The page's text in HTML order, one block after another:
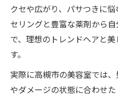
クセや広がり、パサつきに
セリングと豊富な薬剤から
で、理想のトレンドヘアと
す。
実際に高槻市の美容室では
やダメージの状態に合わせ